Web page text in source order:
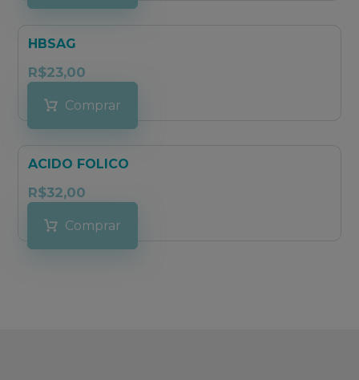
HBSAG
R$23,00
Comprar
ACIDO FOLICO
R$32,00
Comprar